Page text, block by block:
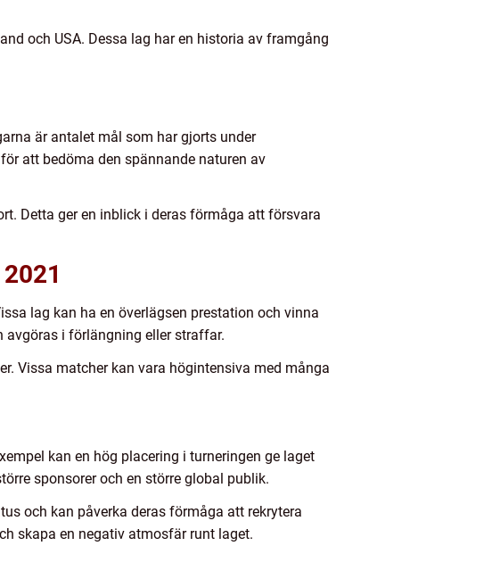
och USA. Dessa lag har en historia av framgång
är antalet mål som har gjorts under
att bedöma den spännande naturen av
Detta ger en inblick i deras förmåga att försvara
lag kan ha en överlägsen prestation och vinna
avgöras i förlängning eller straffar.
Vissa matcher kan vara högintensiva med många
kan en hög placering i turneringen ge laget
sponsorer och en större global publik.
och kan påverka deras förmåga att rekrytera
skapa en negativ atmosfär runt laget.